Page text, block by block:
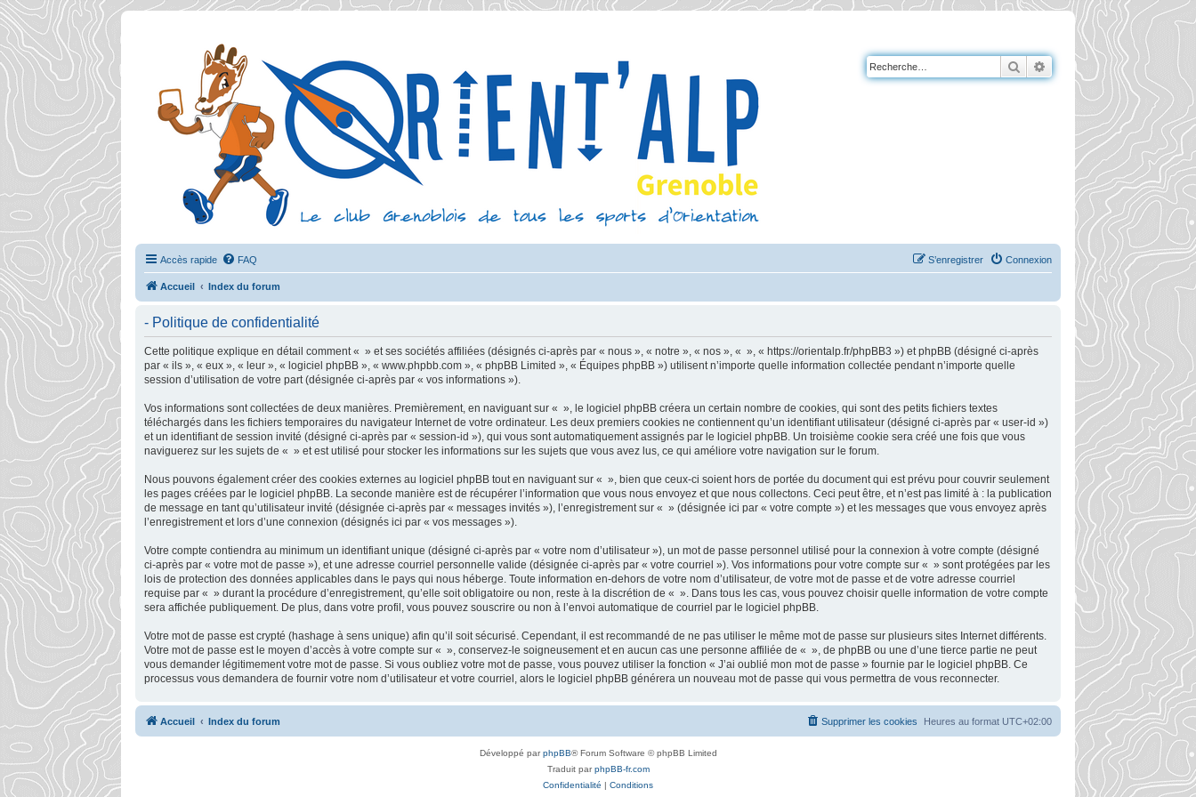
RechercherRecherche avancée
Accès rapide FAQ Connexion
S’enregistrer
Accueil Index du forum
- Politique de confidentialité
Cette politique explique en détail comment « » et ses sociétés affiliées (désignés ci-après par « nous », « notre », « nos », « », « https://orientalp.fr/phpBB3 ») et phpBB (désigné ci-après
par « ils », « eux », « leur », « logiciel phpBB », « www.phpbb.com », « phpBB Limited », « Équipes phpBB ») utilisent n’importe quelle information collectée pendant n’importe quelle
session d’utilisation de votre part (désignée ci-après par « vos informations »).
Vos informations sont collectées de deux manières. Premièrement, en naviguant sur « », le logiciel phpBB créera un certain nombre de cookies, qui sont des petits fichiers textes
téléchargés dans les fichiers temporaires du navigateur Internet de votre ordinateur. Les deux premiers cookies ne contiennent qu’un identifiant utilisateur (désigné ci-après par « user-id »)
et un identifiant de session invité (désigné ci-après par « session-id »), qui vous sont automatiquement assignés par le logiciel phpBB. Un troisième cookie sera créé une fois que vous
naviguerez sur les sujets de « » et est utilisé pour stocker les informations sur les sujets que vous avez lus, ce qui améliore votre navigation sur le forum.
Nous pouvons également créer des cookies externes au logiciel phpBB tout en naviguant sur « », bien que ceux-ci soient hors de portée du document qui est prévu pour couvrir seulement
les pages créées par le logiciel phpBB. La seconde manière est de récupérer l’information que vous nous envoyez et que nous collectons. Ceci peut être, et n’est pas limité à : la publication
de message en tant qu’utilisateur invité (désignée ci-après par « messages invités »), l’enregistrement sur « » (désignée ici par « votre compte ») et les messages que vous envoyez après
l’enregistrement et lors d’une connexion (désignés ici par « vos messages »).
Votre compte contiendra au minimum un identifiant unique (désigné ci-après par « votre nom d’utilisateur »), un mot de passe personnel utilisé pour la connexion à votre compte (désigné
ci-après par « votre mot de passe »), et une adresse courriel personnelle valide (désignée ci-après par « votre courriel »). Vos informations pour votre compte sur « » sont protégées par les
lois de protection des données applicables dans le pays qui nous héberge. Toute information en-dehors de votre nom d’utilisateur, de votre mot de passe et de votre adresse courriel
requise par « » durant la procédure d’enregistrement, qu’elle soit obligatoire ou non, reste à la discrétion de « ». Dans tous les cas, vous pouvez choisir quelle information de votre compte
sera affichée publiquement. De plus, dans votre profil, vous pouvez souscrire ou non à l’envoi automatique de courriel par le logiciel phpBB.
Votre mot de passe est crypté (hashage à sens unique) afin qu’il soit sécurisé. Cependant, il est recommandé de ne pas utiliser le même mot de passe sur plusieurs sites Internet différents.
Votre mot de passe est le moyen d’accès à votre compte sur « », conservez-le soigneusement et en aucun cas une personne affiliée de « », de phpBB ou une d’une tierce partie ne peut
vous demander légitimement votre mot de passe. Si vous oubliez votre mot de passe, vous pouvez utiliser la fonction « J’ai oublié mon mot de passe » fournie par le logiciel phpBB. Ce
processus vous demandera de fournir votre nom d’utilisateur et votre courriel, alors le logiciel phpBB générera un nouveau mot de passe qui vous permettra de vous reconnecter.
Accueil Index du forum Heures au format UTC+02:00
Supprimer les cookies
Développé parphpBB® Forum Software © phpBB Limited
Traduit parphpBB-fr.com
Confidentialité | Conditions